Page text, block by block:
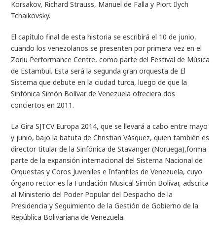
Korsakov, Richard Strauss, Manuel de Falla y Piort Ilych
Tchaikovsky.
El capítulo final de esta historia se escribirá el 10 de junio,
cuando los venezolanos se presenten por primera vez en el
Zorlu Performance Centre, como parte del Festival de Música
de Estambul. Esta será la segunda gran orquesta de El
Sistema que debute en la ciudad turca, luego de que la
Sinfónica Simón Bolívar de Venezuela ofreciera dos
conciertos en 2011.
La Gira SJTCV Europa 2014, que se llevará a cabo entre mayo
y junio, bajo la batuta de Christian Vásquez, quien también es
director titular de la Sinfónica de Stavanger (Noruega),forma
parte de la expansión internacional del Sistema Nacional de
Orquestas y Coros Juveniles e Infantiles de Venezuela, cuyo
órgano rector es la Fundación Musical Simón Bolívar, adscrita
al Ministerio del Poder Popular del Despacho de la
Presidencia y Seguimiento de la Gestión de Gobierno de la
República Bolivariana de Venezuela.